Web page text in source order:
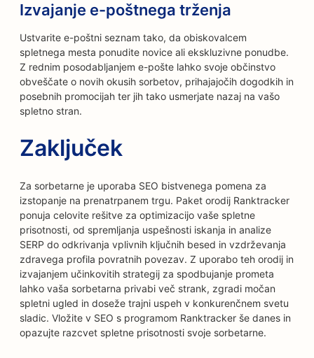
Izvajanje e-poštnega trženja
Ustvarite e-poštni seznam tako, da obiskovalcem
spletnega mesta ponudite novice ali ekskluzivne ponudbe.
Z rednim posodabljanjem e-pošte lahko svoje občinstvo
obveščate o novih okusih sorbetov, prihajajočih dogodkih in
posebnih promocijah ter jih tako usmerjate nazaj na vašo
spletno stran.
Zaključek
Za sorbetarne je uporaba SEO bistvenega pomena za
izstopanje na prenatrpanem trgu. Paket orodij Ranktracker
ponuja celovite rešitve za optimizacijo vaše spletne
prisotnosti, od spremljanja uspešnosti iskanja in analize
SERP do odkrivanja vplivnih ključnih besed in vzdrževanja
zdravega profila povratnih povezav. Z uporabo teh orodij in
izvajanjem učinkovitih strategij za spodbujanje prometa
lahko vaša sorbetarna privabi več strank, zgradi močan
spletni ugled in doseže trajni uspeh v konkurenčnem svetu
sladic. Vložite v SEO s programom Ranktracker še danes in
opazujte razcvet spletne prisotnosti svoje sorbetarne.